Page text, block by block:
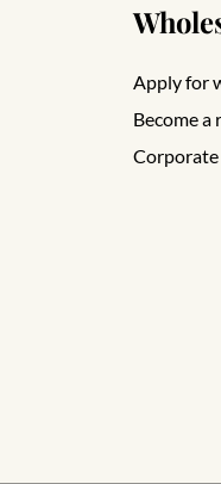
Apply for
Become a